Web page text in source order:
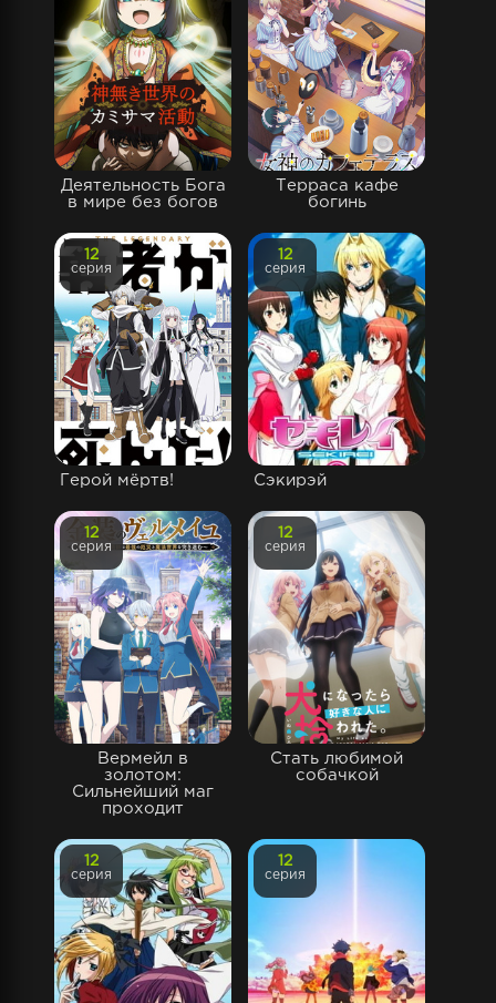
Деятельность Бога
в мире без богов
Терраса кафе
богинь
Герой мёртв!
12
серия
Сэкирэй
12
серия
Вермейл в
золотом:
Сильнейший маг
проходит
12
серия
Стать любимой
собачкой
12
серия
12
серия
12
серия